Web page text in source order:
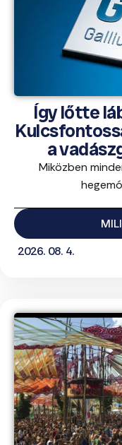
Így lőtte
a
Miközben
2026. 08. 4.